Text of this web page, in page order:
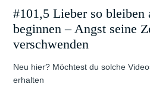
#101,5 Lieber so bleiben
beginnen – Angst seine
verschwenden
Neu hier? Möchtest du solche
erhalten